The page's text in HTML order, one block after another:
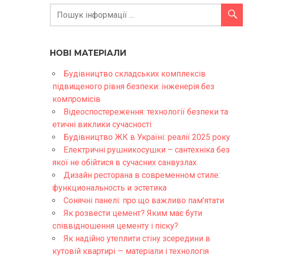
НОВІ МАТЕРІАЛИ
Будівництво складських комплексів
підвищеного рівня безпеки: інженерія без
компромісів
Відеоспостереження: технології безпеки та
етичні виклики сучасності
Будівництво ЖК в Україні: реалії 2025 року
Електричні рушникосушки – сантехніка без
якої не обійтися в сучасних санвузлах.
Дизайн ресторана в современном стиле:
функциональность и эстетика
Сонячні панелі: про що важливо пам’ятати
Як розвести цемент? Яким має бути
співвідношення цементу і піску?
Як надійно утеплити стіну зсередини в
кутовій квартирі — матеріали і технологія